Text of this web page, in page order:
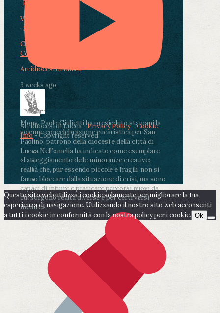
Photo
View on Facebook
· Share
Condividi su Facebook
Condividi su LinkedIn
Arcidiocesi di Lucca
3 weeks ago
Mons. Paolo Giulietti ha presieduto stamani la
solenne concelebrazione eucaristica per San
Paolino, patrono della diocesi e della città di
Lucca.Nell’omelia ha indicato come esemplare
«l’atteggiamento delle minoranze creative:
realtà che, pur essendo piccole e fragili, non si
fanno bloccare dalla situazione di crisi, ma sono
capaci di intuire e praticare percorsi nuovi da
cui sorgono realtà diverse e per certi versi
inedite».
Arcidiocesi di Lucca -Privacy Policy-Cookie
Info- Copyright reserved
Questo sito web utilizza i cookie solamente per migliorare la tua
esperienza di navigazione. Utilizzando il nostro sito web acconsenti
a tutti i cookie in conformità con la nostra policy per i cookie. Ok